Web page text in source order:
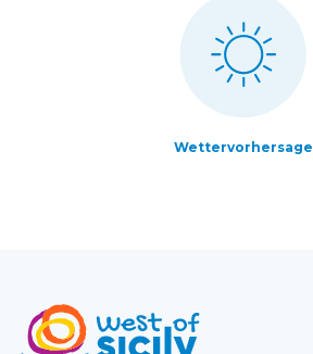
Wettervorhersage